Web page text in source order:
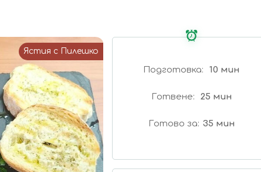
Ястия с Пилешко
Подготовка 10 мин
Готвене 25 мин
Готово за 35 мин